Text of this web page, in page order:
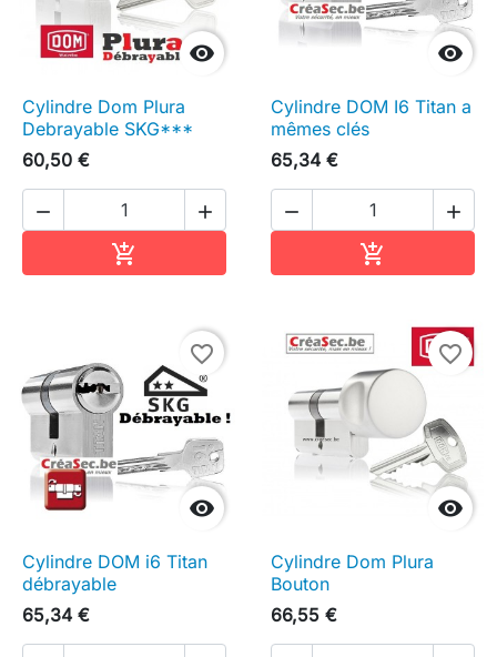

Cylindre Dom Plura
Debrayable SKG***
60,50 €
 


Cylindre DOM I6 Titan a
mêmes clés
65,34 €
 


favorite_border
Cylindre DOM i6 Titan
débrayable
65,34 €

favorite_border
Cylindre Dom Plura
Bouton
66,55 €